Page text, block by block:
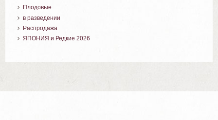
Плодовые
в разведении
Распродажа
ЯПОНИЯ и Редкие 2026